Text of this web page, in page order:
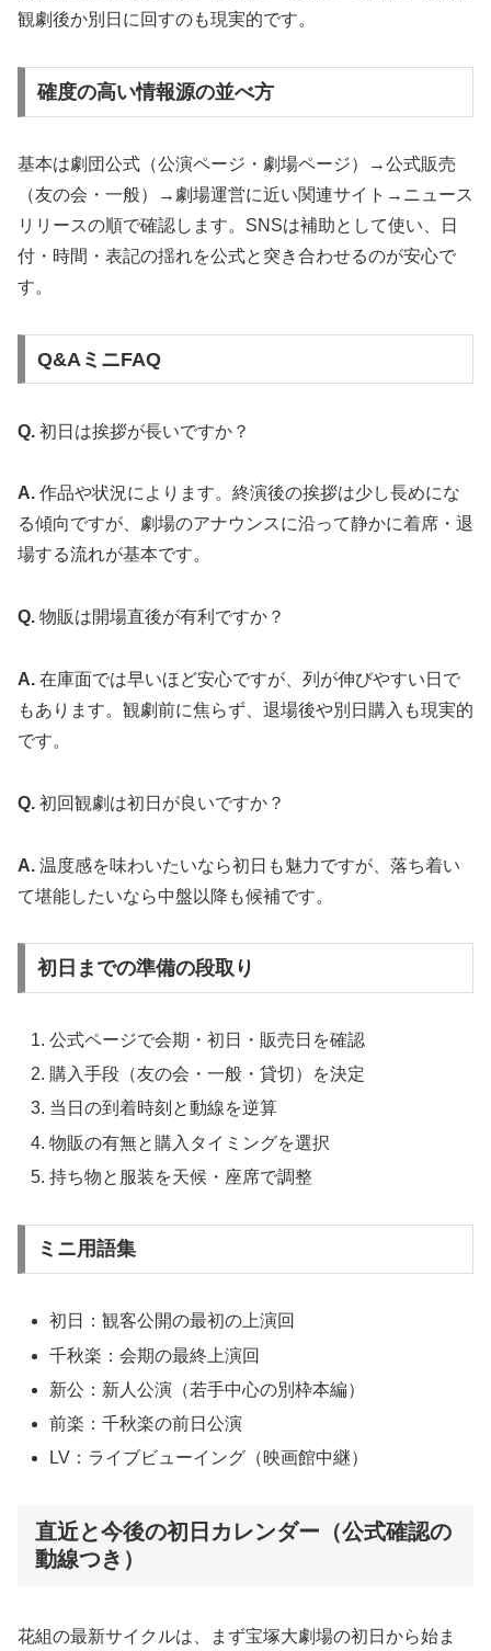
観劇後か別日に回すのも現実的です。
確度の高い情報源の並べ方
基本は劇団公式（公演ページ・劇場ページ）→公式販売
（友の会・一般）→劇場運営に近い関連サイト→ニュース
リリースの順で確認します。SNSは補助として使い、日
付・時間・表記の揺れを公式と突き合わせるのが安心で
す。
Q&AミニFAQ
Q. 初日は挨拶が長いですか？
A. 作品や状況によります。終演後の挨拶は少し長めにな
る傾向ですが、劇場のアナウンスに沿って静かに着席・退
場する流れが基本です。
Q. 物販は開場直後が有利ですか？
A. 在庫面では早いほど安心ですが、列が伸びやすい日で
もあります。観劇前に焦らず、退場後や別日購入も現実的
です。
Q. 初回観劇は初日が良いですか？
A. 温度感を味わいたいなら初日も魅力ですが、落ち着い
て堪能したいなら中盤以降も候補です。
初日までの準備の段取り
公式ページで会期・初日・販売日を確認
購入手段（友の会・一般・貸切）を決定
当日の到着時刻と動線を逆算
物販の有無と購入タイミングを選択
持ち物と服装を天候・座席で調整
ミニ用語集
初日：観客公開の最初の上演回
千秋楽：会期の最終上演回
新公：新人公演（若手中心の別枠本編）
前楽：千秋楽の前日公演
LV：ライブビューイング（映画館中継）
直近と今後の初日カレンダー（公式確認の
動線つき）
花組の最新サイクルは、まず宝塚大劇場の初日から始ま